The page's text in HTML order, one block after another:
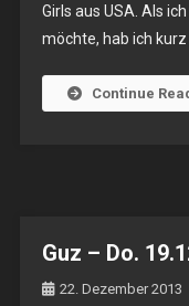
Girls aus USA. Als
möchte, hab ich kurz
Continue
Guz – Do.
22. Dezember 2013